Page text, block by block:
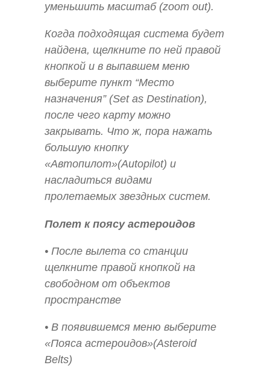
уменьшить масштаб (zoom out).
Когда подходящая система будет
найдена, щелкните по ней правой
кнопкой и в выпавшем меню
выберите пункт “Место
назначения” (Set as Destination),
после чего карту можно
закрывать. Что ж, пора нажать
большую кнопку
«Автопилот»(Autopilot) и
насладиться видами
пролетаемых звездных систем.
Полет к поясу астероидов
• После вылета со станции
щелкните правой кнопкой на
свободном от объектов
пространстве
• В появившемся меню выберите
«Пояса астероидов»(Asteroid
Belts)